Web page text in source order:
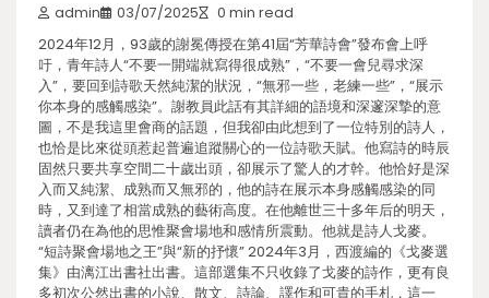
admin 03/07/2025 0 min read
2024年12月，93歲的謝冕傳授在第41屆“芳華詩會”發布會上呼
吁，青年詩人“不要一開端就寫得很成熟”，“不要一會兒尋求深
入”，要回到詩歌天然純潔的狀況，“無邪一些，老練一些”，“展示
你本身的感觸感染”。謝教員此話有其詳細的語境和深邃深摯的意
圖，不是我這里會商的話題，但我卻由此想到了一位特別的詩人，
也恰是比來從頭惹起普遍追蹤關心的一位詩歌天賦。他寫詩的時辰
固然只要共享空間二十歲出頭，卻展示了驚人的才幹。他恰好是深
入而又純潔、成熟而又無邪的，他的詩在展示本身感觸感染的同
時，又到達了相當成熟的藝術高度。在他離世三十多年后的明天，
讀者仍在為他的思惟聚會場地和感情所震動。他就是詩人戈麥。
“短詩聚會場地之王”與“新的抒懷” 2024年3月，西渡編的《戈麥選
集》由漓江出書社出書。這部選集不只收錄了戈麥的詩作，更有良
多初次公然出書的小說、散文、詩論、譯作和可貴的手札，這一